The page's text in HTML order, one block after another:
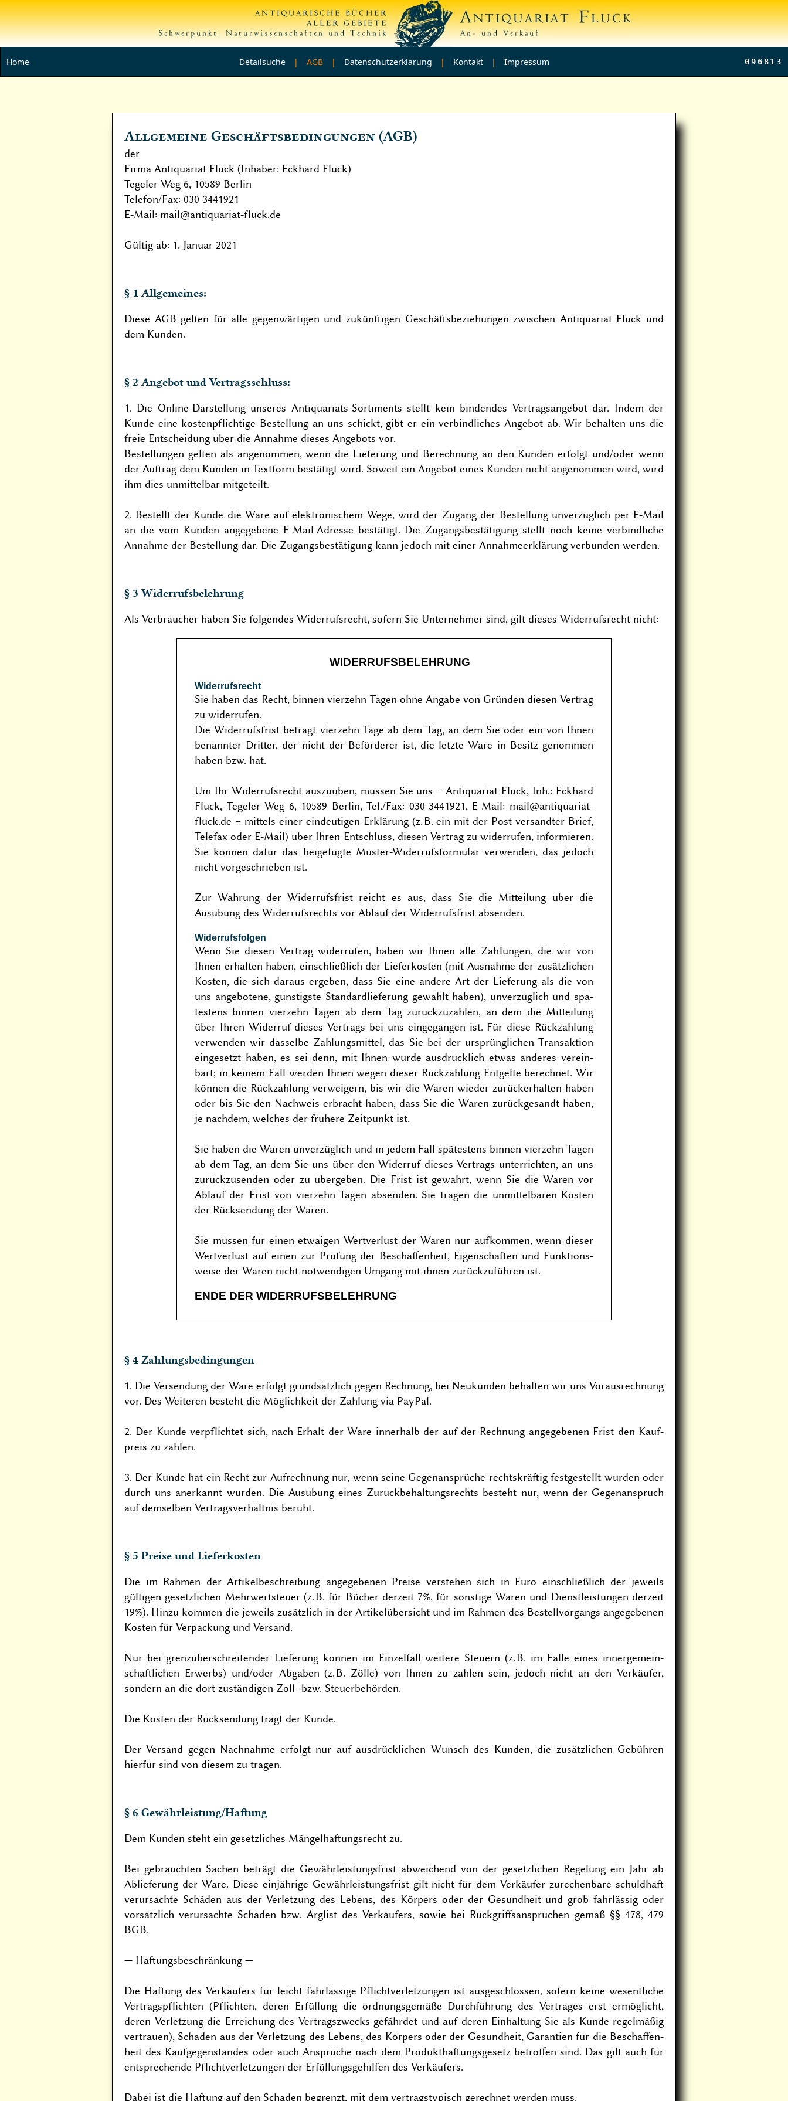
Home Detailsuche| AGB | Datenschutzerklärung | Kontakt| Impressum 096813
Allgemeine Geschäftsbedingungen (AGB)
der
Firma Antiquariat Fluck (Inhaber: Eckhard Fluck)
Tegeler Weg 6, 10589 Berlin
Telefon/Fax: 030 3441921
E-Mail: mail@antiquariat-fluck.de
Gültig ab: 1. Januar 2021
§ 1 Allgemeines:
Diese AGB gelten für alle gegenwärtigen und zukünftigen Geschäftsbeziehungen zwischen Antiquariat Fluck und
dem Kunden.
§ 2 Angebot und Vertragsschluss:
1. Die Online-Darstellung unseres Antiquariats-Sortiments stellt kein bindendes Vertragsangebot dar. Indem der
Kunde eine kostenpflichtige Bestellung an uns schickt, gibt er ein verbindliches Angebot ab. Wir behalten uns die
freie Entscheidung über die Annahme dieses Angebots vor.
Bestellungen gelten als angenommen, wenn die Lieferung und Berechnung an den Kunden erfolgt und/oder wenn
der Auftrag dem Kunden in Textform bestätigt wird. Soweit ein Angebot eines Kunden nicht angenommen wird, wird
ihm dies unmittelbar mitgeteilt.
2. Bestellt der Kunde die Ware auf elektronischem Wege, wird der Zugang der Bestellung unverzüglich per E-Mail
an die vom Kunden angegebene E-Mail-Adresse bestätigt. Die Zugangsbestätigung stellt noch keine verbindliche
Annahme der Bestellung dar. Die Zugangsbestätigung kann jedoch mit einer Annahmeerklärung verbunden werden.
§ 3 Widerrufsbelehrung
Als Verbraucher haben Sie folgendes Widerrufsrecht, sofern Sie Unternehmer sind, gilt dieses Widerrufsrecht nicht:
WIDERRUFSBELEHRUNG
Widerrufsrecht
Sie haben das Recht, binnen vierzehn Tagen ohne Angabe von Gründen diesen Vertrag
zu widerrufen.
Die Widerrufsfrist beträgt vierzehn Tage ab dem Tag, an dem Sie oder ein von Ihnen
benannter Dritter, der nicht der Beförderer ist, die letzte Ware in Besitz genommen
haben bzw. hat.
Um Ihr Widerrufsrecht auszuüben, müssen Sie uns – Antiquariat Fluck, Inh.: Eckhard
Fluck, Tegeler Weg 6, 10589 Berlin, Tel./Fax: 030-3441921, E-Mail: mail@antiquariat-
fluck.de – mittels einer eindeutigen Erklärung (z. B. ein mit der Post versandter Brief,
Telefax oder E-Mail) über Ihren Entschluss, diesen Vertrag zu widerrufen, informieren.
Sie können dafür das beigefügte Muster-Widerrufsformular verwenden, das jedoch
nicht vorgeschrieben ist.
Zur Wahrung der Widerrufsfrist reicht es aus, dass Sie die Mitteilung über die
Ausübung des Widerrufsrechts vor Ablauf der Widerrufsfrist absenden.
Widerrufsfolgen
Wenn Sie diesen Vertrag widerrufen, haben wir Ihnen alle Zahlungen, die wir von
Ihnen erhalten haben, einschließlich der Lieferkosten (mit Ausnahme der zusätzlichen
Kosten, die sich daraus ergeben, dass Sie eine andere Art der Lieferung als die von
uns angebotene, günstigste Standardlieferung gewählt haben), unverzüglich und spä­
tes­tens binnen vierzehn Tagen ab dem Tag zurückzuzahlen, an dem die Mitteilung
über Ihren Widerruf dieses Vertrags bei uns eingegangen ist. Für diese Rückzahlung
verwenden wir dasselbe Zahlungsmittel, das Sie bei der ursprünglichen Transaktion
eingesetzt haben, es sei denn, mit Ihnen wurde ausdrücklich etwas anderes ver­ein­
bart; in keinem Fall werden Ihnen wegen dieser Rückzahlung Entgelte berechnet. Wir
können die Rückzahlung verweigern, bis wir die Waren wieder zurückerhalten haben
oder bis Sie den Nachweis erbracht haben, dass Sie die Waren zurückgesandt haben,
je nachdem, welches der frühere Zeitpunkt ist.
Sie haben die Waren unverzüglich und in jedem Fall spätestens binnen vierzehn Tagen
ab dem Tag, an dem Sie uns über den Widerruf dieses Vertrags unterrichten, an uns
zurückzusenden oder zu übergeben. Die Frist ist gewahrt, wenn Sie die Waren vor
Ablauf der Frist von vierzehn Tagen absenden. Sie tragen die unmittelbaren Kosten
der Rücksendung der Waren.
Sie müssen für einen etwaigen Wertverlust der Waren nur aufkommen, wenn dieser
Wertverlust auf einen zur Prüfung der Beschaffenheit, Eigenschaften und Funk­tions­
wei­se der Waren nicht notwendigen Umgang mit ihnen zurückzuführen ist.
ENDE DER WIDERRUFSBELEHRUNG
§ 4 Zahlungsbedingungen
1. Die Versendung der Ware erfolgt grundsätzlich gegen Rechnung, bei Neukunden behalten wir uns Voraus­rechnung
vor. Des Weiteren besteht die Möglichkeit der Zahlung via PayPal.
2. Der Kunde verpflichtet sich, nach Erhalt der Ware innerhalb der auf der Rechnung angegebenen Frist den Kauf­
preis zu zahlen.
3. Der Kunde hat ein Recht zur Aufrechnung nur, wenn seine Gegenansprüche rechtskräftig festgestellt wurden oder
durch uns anerkannt wurden. Die Ausübung eines Zurückbehaltungsrechts besteht nur, wenn der Gegenanspruch
auf demselben Vertragsverhältnis beruht.
§ 5 Preise und Lieferkosten
Die im Rahmen der Artikelbeschreibung angegebenen Preise verstehen sich in Euro einschließlich der jeweils
gültigen gesetzlichen Mehrwertsteuer (z. B. für Bücher derzeit 7%, für sonstige Waren und Dienstleistungen derzeit
19%). Hinzu kommen die jeweils zusätzlich in der Artikelübersicht und im Rahmen des Bestellvorgangs ange­ge­benen
Kosten für Verpackung und Versand.
Nur bei grenzüberschreitender Lieferung können im Einzelfall weitere Steuern (z. B. im Falle eines inner­ge­mein­
schaftlichen Erwerbs) und/oder Abgaben (z. B. Zölle) von Ihnen zu zahlen sein, jedoch nicht an den Verkäufer,
sondern an die dort zuständigen Zoll- bzw. Steuerbehörden.
Die Kosten der Rücksendung trägt der Kunde.
Der Versand gegen Nachnahme erfolgt nur auf ausdrücklichen Wunsch des Kunden, die zusätzlichen Gebühren
hierfür sind von diesem zu tragen.
§ 6 Gewährleistung/Haftung
Dem Kunden steht ein gesetzliches Mängelhaftungsrecht zu.
Bei gebrauchten Sachen beträgt die Gewährleistungsfrist abweichend von der gesetzlichen Regelung ein Jahr ab
Ablieferung der Ware. Diese einjährige Gewährleistungsfrist gilt nicht für dem Verkäufer zurechenbare schuldhaft
verursachte Schäden aus der Verletzung des Lebens, des Körpers oder der Gesundheit und grob fahrlässig oder
vorsätzlich verursachte Schäden bzw. Arglist des Verkäufers, sowie bei Rückgriffsansprüchen gemäß §§ 478, 479
BGB.
— Haftungsbeschränkung —
Die Haftung des Verkäufers für leicht fahrlässige Pflichtverletzungen ist ausgeschlossen, sofern keine wesentliche
Vertragspflichten (Pflichten, deren Erfüllung die ordnungsgemäße Durchführung des Vertrages erst ermöglicht,
deren Verletzung die Erreichung des Vertragszwecks gefährdet und auf deren Einhaltung Sie als Kunde regelmäßig
vertrauen), Schäden aus der Verletzung des Lebens, des Körpers oder der Gesundheit, Garantien für die Beschaf­fen­
heit des Kaufgegenstandes oder auch Ansprüche nach dem Produkthaftungsgesetz betroffen sind. Das gilt auch für
entsprechende Pflichtverletzungen der Erfüllungsgehilfen des Verkäufers.
Dabei ist die Haftung auf den Schaden begrenzt, mit dem vertragstypisch gerechnet werden muss.